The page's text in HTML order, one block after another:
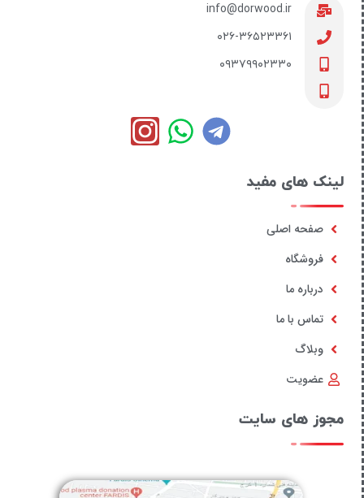
info@dorwood.ir
۰۲۶-۳۶۵۲۳۳۶۱
۰۹۳۷۹۹۰۲۳۳۰
لینک های مفید
صفحه اصلی
فروشگاه
درباره ما
تماس با ما
وبلاگ
عضویت
مجوز های سایت